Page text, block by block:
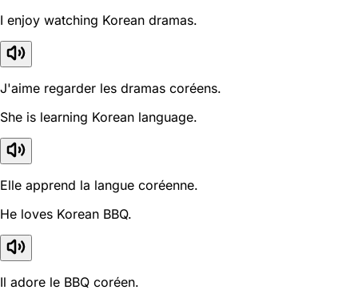
I enjoy watching Korean dramas.
J'aime regarder les dramas coréens.
She is learning Korean language.
Elle apprend la langue coréenne.
He loves Korean BBQ.
Il adore le BBQ coréen.